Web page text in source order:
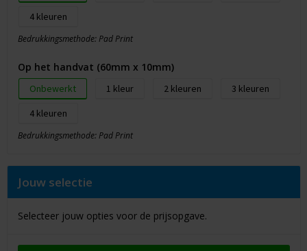
4
Bedrukkingsmethode: Pad Print
Op het handvat (60mm x 10mm)
Onbewerkt 1 2
3
4
Bedrukkingsmethode: Pad Print
Jouw selectie
Selecteer jouw opties voor de prijsopgave.